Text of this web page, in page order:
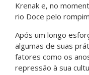
Krenak e, no
rio Doce pelo
Após um longo
algumas de suas
fatores como os
repressão à sua